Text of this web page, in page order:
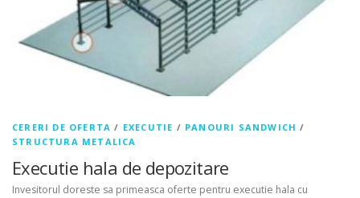
CERERI DE OFERTA / EXECUTIE / PANOURI SANDWICH /
STRUCTURA METALICA
Executie hala de depozitare
Invesitorul doreste sa primeasca oferte pentru executie hala cu